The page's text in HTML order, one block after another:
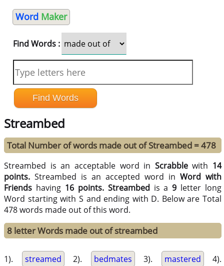
Word Maker
Find Words :
Streambed
Total Number of words made out of Streambed = 478
Streambed is an acceptable word in Scrabblewith 14
points.Streambed is an accepted word inWord with
Friends having 16 points. Streambed is a9 letter long
Word starting with S and ending with D. Below are Total
478 words made out of this word.
8 letter Words made out of streambed
1). streamed 2). bedmates 3). mastered 4).